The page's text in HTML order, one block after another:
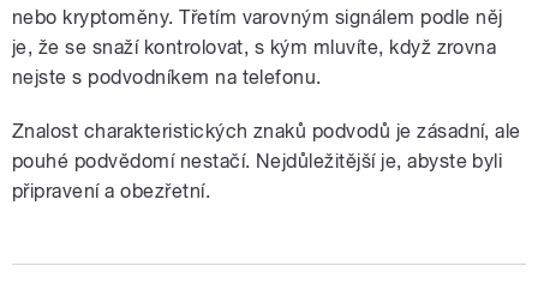
nebo kryptoměny. Třetím varovným signálem podle něj
je, že se snaží kontrolovat, s kým mluvíte, když zrovna
nejste s podvodníkem na telefonu.
Znalost charakteristických znaků podvodů je zásadní, ale
pouhé podvědomí nestačí. Nejdůležitější je, abyste byli
připravení a obezřetní.